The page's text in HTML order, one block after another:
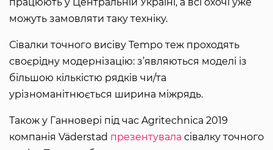
можуть замовляти таку техніку.
Сівалки точного висіву Tempo теж проходять
своєрідну модернізацію: з’являються моделі із
більшою кількістю рядків чи/та
урізноманітнюється ширина міжрядь.
Також у Ганновері під час Agritechnica 2019
компанія Väderstad презентувала сівалку точного